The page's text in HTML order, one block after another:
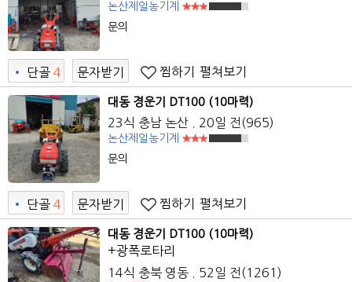
논산제일농기계
문의
• 단골 4
3
문자받기 찜하기 펼쳐보기
대동 경운기 DT100 (10마력)
23식 충남 논산 . 20일 전(965)
논산제일농기계
문의
• 단골 4
3
문자받기 찜하기 펼쳐보기
대동 경운기 DT100 (10마력)
+광폭로타리
14식 충북 영동 . 52일 전(1261)